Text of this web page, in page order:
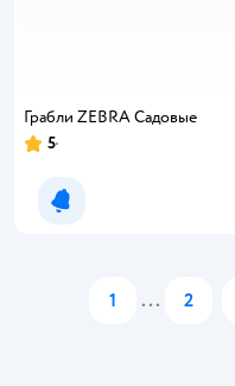
Грабли ZEBRA Садовые
5
Уведомить о появлении
1 ... 2